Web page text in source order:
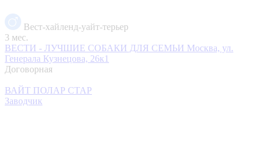
Вест-хайленд-уайт-терьер
3 мес.
ВЕСТИ - ЛУЧШИЕ СОБАКИ ДЛЯ СЕМЬИ Москва, ул.
Генерала Кузнецова, 26к1
Договорная
ВАЙТ ПОЛАР СТАР
Заводчик